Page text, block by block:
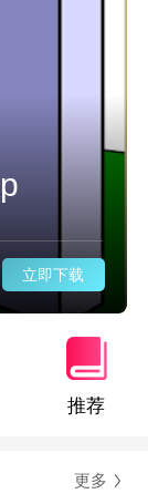
立即下载
推荐
更多